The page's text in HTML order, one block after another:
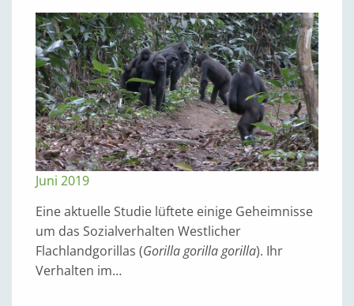
Juni 2019
Eine aktuelle Studie lüftete einige Geheimnisse
um das Sozialverhalten Westlicher
Flachlandgorillas (Gorilla gorilla gorilla). Ihr
Verhalten im…